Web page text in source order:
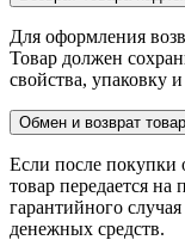
Для оформления
Товар должен
свойства, упаковку
Обмен и возврат
Если после покупки
товар передается на
гарантийного
денежных средств.